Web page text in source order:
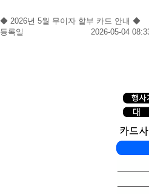
◆ 2026년 5월 무이자 할부 카드 안내 ◆
등록일
2026-05-04